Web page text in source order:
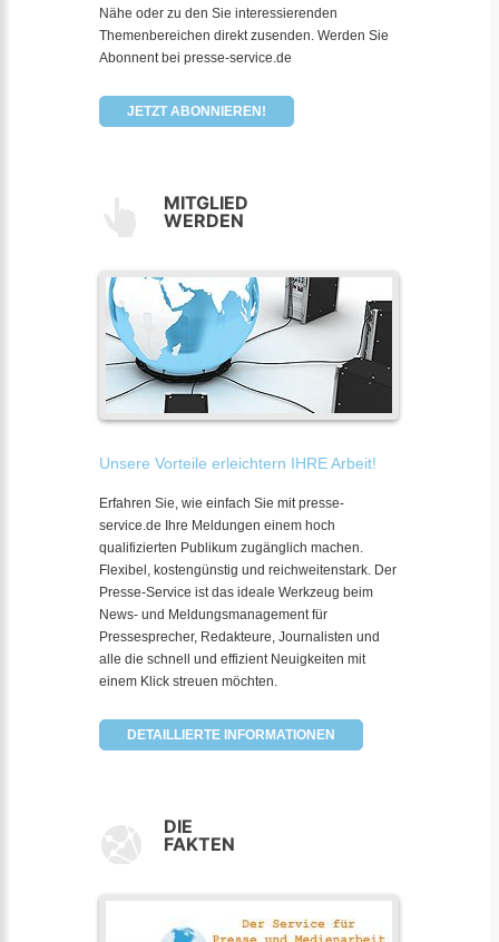
Nähe oder zu den Sie interessierenden
Themenbereichen direkt zusenden. Werden Sie
Abonnent bei presse-service.de
JETZT ABONNIEREN!
MITGLIED
WERDEN
Unsere Vorteile erleichtern IHRE Arbeit!
Erfahren Sie, wie einfach Sie mit presse-
service.de Ihre Meldungen einem hoch
qualifizierten Publikum zugänglich machen.
Flexibel, kostengünstig und reichweitenstark. Der
Presse-Service ist das ideale Werkzeug beim
News- und Meldungsmanagement für
Pressesprecher, Redakteure, Journalisten und
alle die schnell und effizient Neuigkeiten mit
einem Klick streuen möchten.
DETAILLIERTE INFORMATIONEN
DIE
FAKTEN